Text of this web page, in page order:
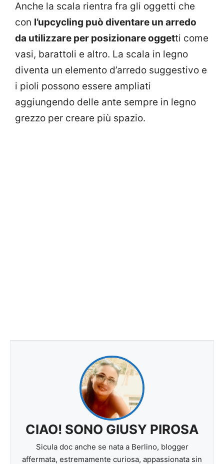
Anche la scala rientra fra gli oggetti che
con l’upcycling può diventare un arredo
da utilizzare per posizionare oggetti come
vasi, barattoli e altro. La scala in legno
diventa un elemento d’arredo suggestivo e
i pioli possono essere ampliati
aggiungendo delle ante sempre in legno
grezzo per creare più spazio.
CIAO! SONO GIUSY PIROSA
Sicula doc anche se nata a Berlino, blogger
affermata, estremamente curiosa, appassionata sin